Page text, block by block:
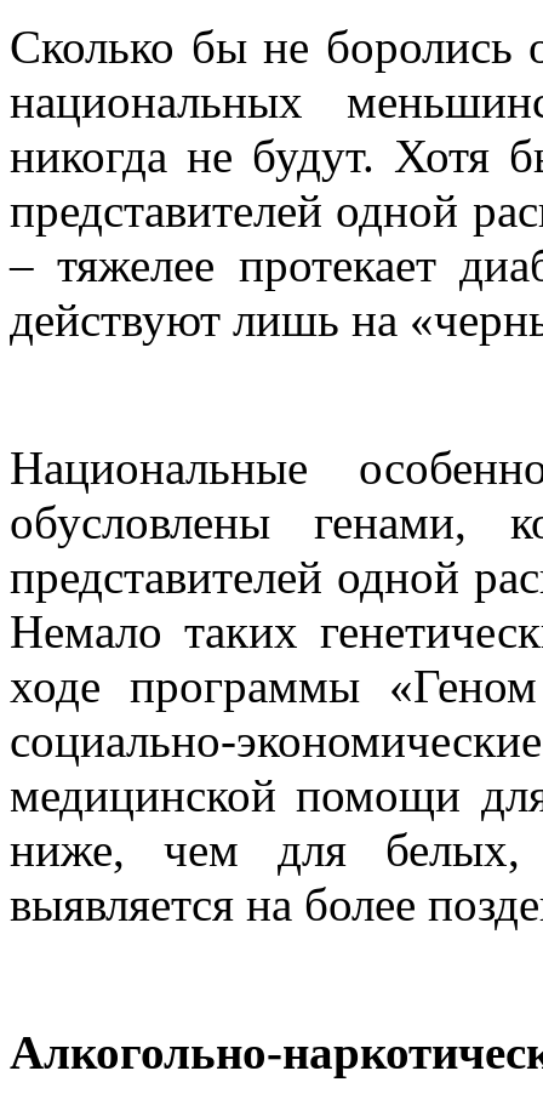
Сколько бы не боролись
национальных
никогда не будут. Хотя
представителей одной
– тяжелее протекает
действуют лишь на
Национальные
обусловлены генами,
представителей одной
Немало таких
ходе программы
социально-
медицинской помощи
ниже, чем для белых,
выявляется на более
Алкогольно-